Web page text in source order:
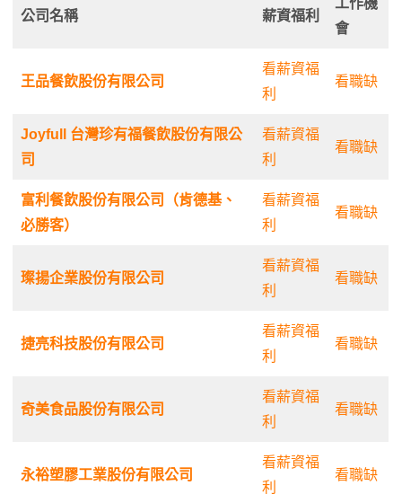
公司名稱 薪資福利
工作機
會
王品餐飲股份有限公司
看薪資福
利
看職缺
Joyfull 台灣珍有福餐飲股份有限公
司
看薪資福
利
看職缺
富利餐飲股份有限公司（肯德基、
必勝客）
看薪資福
利
看職缺
璨揚企業股份有限公司
看薪資福
利
看職缺
捷亮科技股份有限公司
看薪資福
利
看職缺
奇美食品股份有限公司
看薪資福
利
看職缺
永裕塑膠工業股份有限公司
看薪資福
利
看職缺